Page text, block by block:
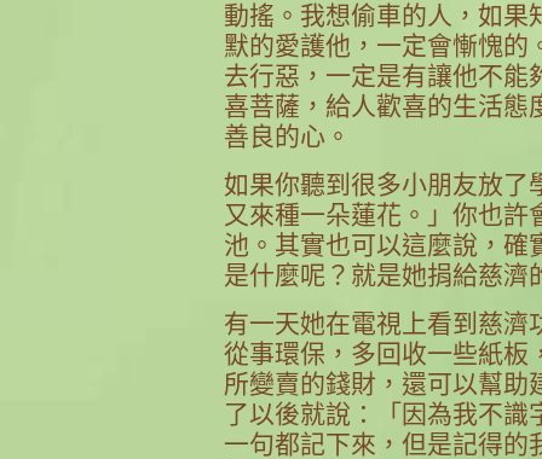
動搖。我想偷車的人，如果
默的愛護他，一定會慚愧的
去行惡，一定是有讓他不能
喜菩薩，給人歡喜的生活態
善良的心。
如果你聽到很多小朋友放了
又來種一朵蓮花。」你也許
池。其實也可以這麼說，確
是什麼呢？就是她捐給慈濟
有一天她在電視上看到慈濟
從事環保，多回收一些紙板
所變賣的錢財，還可以幫助
了以後就說：「因為我不識
一句都記下來，但是記得的